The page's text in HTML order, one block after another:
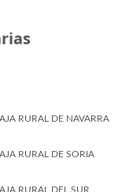
RURAL DE NAVARRA
RURAL DE SORIA
RURAL DEL SUR